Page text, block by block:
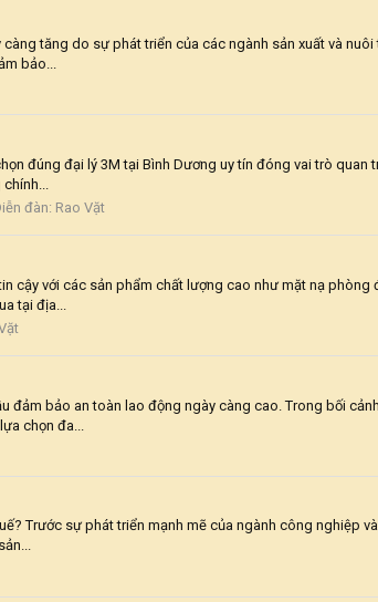
tăng do sự phát triển của các ngành sản xuất và nuôi
bảo...
đúng đại lý 3M tại Bình Dương uy tín đóng vai trò
đàn: Rao Vặt
với các sản phẩm chất lượng cao như mặt nạ phòng
tại địa...
bảo an toàn lao động ngày càng cao. Trong bối
chọn đa...
Trước sự phát triển mạnh mẽ của ngành công nghiệp